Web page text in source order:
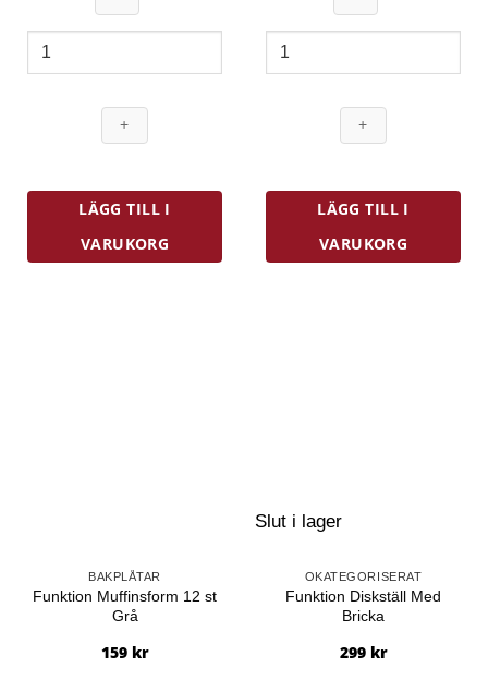
Funktion
Diskställ
mängd
LÄGG TILL I
VARUKORG
Funktion
Mjölkkanna
LÄGG TILL I
VARUKORG
BAKPLÅTAR
Funktion Muffinsform 12 st
Grå
159 kr
Slut i lager
OKATEGORISERAT
Funktion Diskställ Med
Bricka
299 kr